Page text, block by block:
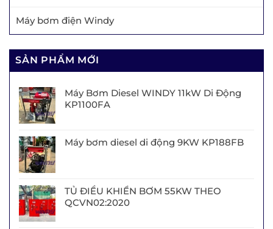
Máy bơm điện Windy
SẢN PHẨM MỚI
Máy Bơm Diesel WINDY 11kW Di Động
KP1100FA
Máy bơm diesel di động 9KW KP188FB
TỦ ĐIỀU KHIỂN BƠM 55KW THEO
QCVN02:2020